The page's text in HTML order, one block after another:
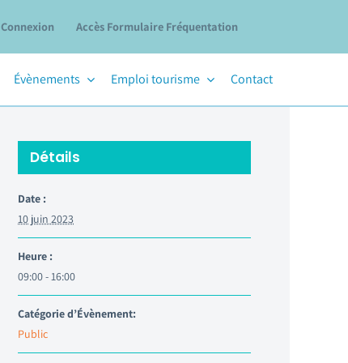
Connexion Accès Formulaire Fréquentation
Évènements Emploi tourisme Contact
Détails
Date :
10 juin 2023
Heure :
09:00 - 16:00
Catégorie d’Évènement:
Public